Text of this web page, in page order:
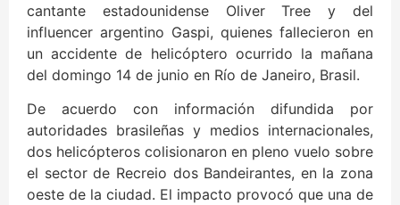
cantante estadounidense Oliver Tree y del
influencer argentino Gaspi, quienes fallecieron en
un accidente de helicóptero ocurrido la mañana
del domingo 14 de junio en Río de Janeiro, Brasil.
De acuerdo con información difundida por
autoridades brasileñas y medios internacionales,
dos helicópteros colisionaron en pleno vuelo sobre
el sector de Recreio dos Bandeirantes, en la zona
oeste de la ciudad. El impacto provocó que una de